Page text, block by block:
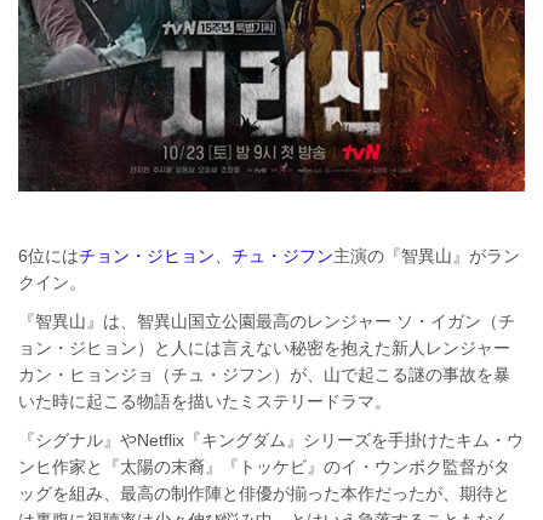
6位にはチョン・ジヒョン チュ・ジフン主演の『智異山』がラン
クイン。
『智異山』は、智異山国立公園最高のレンジャー ソ・イガン（チ
ョン・ジヒョン）と人には言えない秘密を抱えた新人レンジャー
カン・ヒョンジョ（チュ・ジフン）が、山で起こる謎の事故を暴
いた時に起こる物語を描いたミステリードラマ。
『シグナル』やNetflix『キングダム』シリーズを手掛けたキム・ウ
ンヒ作家と『太陽の末裔』『トッケビ』のイ・ウンボク監督がタ
ッグを組み、最高の制作陣と俳優が揃った本作だったが、期待と